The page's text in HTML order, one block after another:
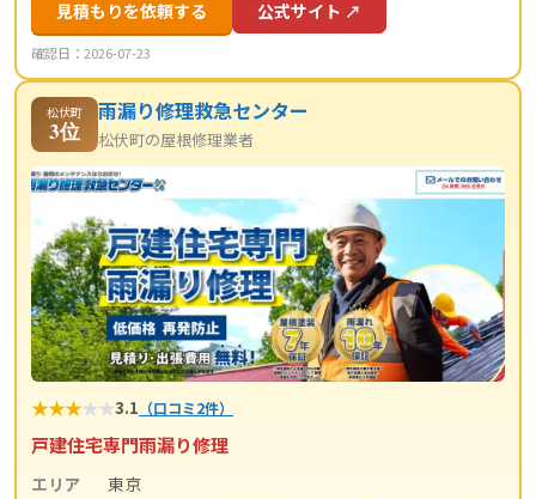
見積もりを依頼する 公式サイト ↗
確認日：2026-07-23
松伏町
3位
雨漏り修理救急センター
松伏町の屋根修理業者
★★★★★3.1 （口コミ2件）
戸建住宅専門雨漏り修理
エリア
東京